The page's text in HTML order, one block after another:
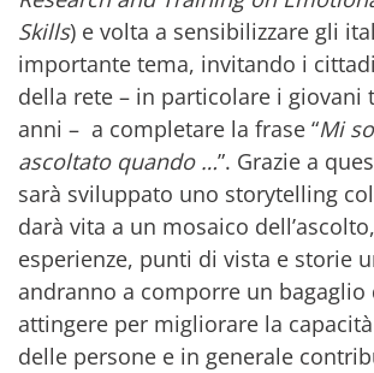
Skills) e volta a sensibilizzare gli
importante tema, invitando i
della rete – in particolare i giovani
anni – a completare la frase “Mi
ascoltato quando …”. Grazie a
sarà sviluppato uno storytelling
darà vita a un mosaico
esperienze, punti di vista e storie
andranno a comporre un bagaglio
attingere per migliorare la
delle persone e in generale